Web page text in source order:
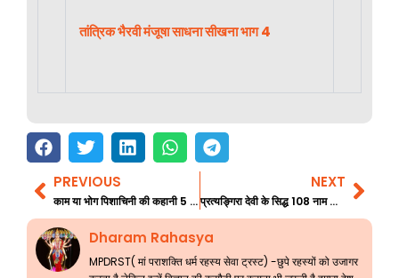
तांत्रिक भैरवी मंजूषा साधना सीखना भाग 4
Prev
PREVIOUS
काम या भोग पिशाचिनी की कहानी 5 अन्तिम भाग
NEXT
प्रत्यङ्गिरा देवी के सिद्ध 108 नाम की सिद्धि
Dharam Rahasya
MPDRST( मां पराशक्ति धर्म रहस्य सेवा ट्रस्ट) -छुपे रहस्यों को उजागर